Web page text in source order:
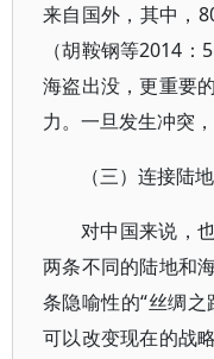
来自国外，其中，
（胡鞍钢等2014
海盗出没，更重要
力。一旦发生冲突
（三）连接陆
对中国来说，
两条不同的陆地和
条隐喻性的“丝绸
可以改变现在的战